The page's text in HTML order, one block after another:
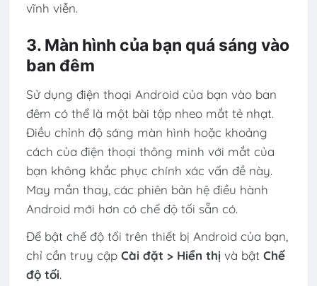
vĩnh viễn.
3. Màn hình của bạn quá sáng vào
ban đêm
Sử dụng điện thoại Android của bạn vào ban
đêm có thể là một bài tập nheo mắt tẻ nhạt.
Điều chỉnh độ sáng màn hình hoặc khoảng
cách của điện thoại thông minh với mắt của
bạn không khắc phục chính xác vấn đề này.
May mắn thay, các phiên bản hệ điều hành
Android mới hơn có chế độ tối sẵn có.
Để bật chế độ tối trên thiết bị Android của bạn,
chỉ cần truy cập Cài đặt > Hiển thị và bật Chế
độ tối.